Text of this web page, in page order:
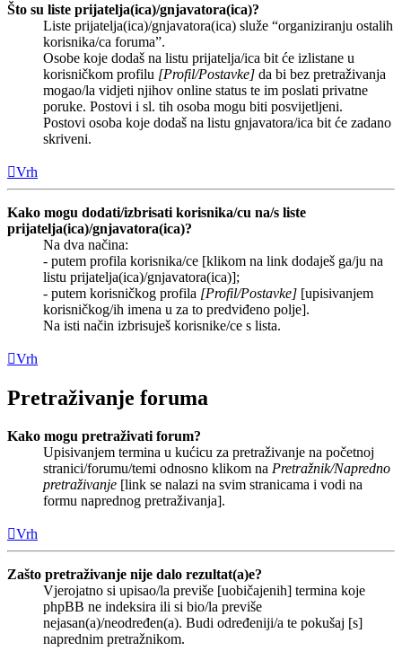
Što su liste prijatelja(ica)/gnjavatora(ica)?
Liste prijatelja(ica)/gnjavatora(ica) služe “organiziranju ostalih
korisnika/ca foruma”.
Osobe koje dodaš na listu prijatelja/ica bit će izlistane u
korisničkom profilu [Profil/Postavke] da bi bez pretraživanja
mogao/la vidjeti njihov online status te im poslati privatne
poruke. Postovi i sl. tih osoba mogu biti posvijetljeni.
Postovi osoba koje dodaš na listu gnjavatora/ica bit će zadano
skriveni.
Vrh
Kako mogu dodati/izbrisati korisnika/cu na/s liste
prijatelja(ica)/gnjavatora(ica)?
Na dva načina:
- putem profila korisnika/ce [klikom na link dodaješ ga/ju na
listu prijatelja(ica)/gnjavatora(ica)];
- putem korisničkog profila [Profil/Postavke] [upisivanjem
korisničkog/ih imena u za to predviđeno polje].
Na isti način izbrisuješ korisnike/ce s lista.
Vrh
Pretraživanje foruma
Kako mogu pretraživati forum?
Upisivanjem termina u kućicu za pretraživanje na početnoj
stranici/forumu/temi odnosno klikom na Pretražnik/Napredno
pretraživanje [link se nalazi na svim stranicama i vodi na
formu naprednog pretraživanja].
Vrh
Zašto pretraživanje nije dalo rezultat(a)e?
Vjerojatno si upisao/la previše [uobičajenih] termina koje
phpBB ne indeksira ili si bio/la previše
nejasan(a)/neodređen(a). Budi određeniji/a te pokušaj [s]
naprednim pretražnikom.